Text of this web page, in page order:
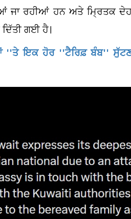
ਜਾ ਰਹੀਆਂ ਹਨ ਅਤੇ ਮ੍ਰਿਤਕ
ਗਈ ਹੈ।
''ਤੇ ਇਕ ਹੋਰ ''ਟੈਰਿਫ਼ ਬੰਬ''
10-12 ਸਾਲ